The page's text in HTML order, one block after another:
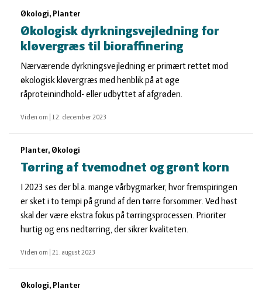
Økologi, Planter
Økologisk dyrkningsvejledning for
kløvergræs til bioraffinering
Nærværende dyrkningsvejledning er primært rettet mod
økologisk kløvergræs med henblik på at øge
råproteinindhold- eller udbyttet af afgrøden.
Viden om 12. december 2023
Planter, Økologi
Tørring af tvemodnet og grønt korn
I 2023 ses der bl.a. mange vårbygmarker, hvor fremspiringen
er sket i to tempi på grund af den tørre forsommer. Ved høst
skal der være ekstra fokus på tørringsprocessen. Prioriter
hurtig og ens nedtørring, der sikrer kvaliteten.
Viden om 21. august 2023
Økologi, Planter